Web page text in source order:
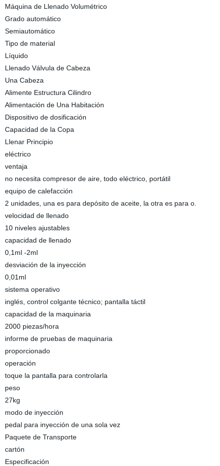
Máquina de Llenado Volumétrico
Grado automático
Semiautomático
Tipo de material
Líquido
Llenado Válvula de Cabeza
Una Cabeza
Alimente Estructura Cilindro
Alimentación de Una Habitación
Dispositivo de dosificación
Capacidad de la Copa
Llenar Principio
eléctrico
ventaja
no necesita compresor de aire, todo eléctrico, portátil
equipo de calefacción
2 unidades, una es para depósito de aceite, la otra es para o.
velocidad de llenado
10 niveles ajustables
capacidad de llenado
0,1ml -2ml
desviación de la inyección
0,01ml
sistema operativo
inglés, control colgante técnico; pantalla táctil
capacidad de la maquinaria
2000 piezas/hora
informe de pruebas de maquinaria
proporcionado
operación
toque la pantalla para controlarla
peso
27kg
modo de inyección
pedal para inyección de una sola vez
Paquete de Transporte
cartón
Especificación